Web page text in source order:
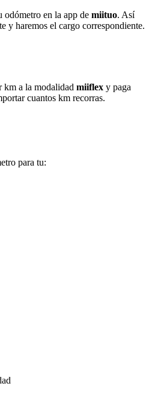
odómetro en la app de miituo. Así
y haremos el cargo correspondiente.
km a la modalidad miiflex y paga
cuantos km recorras.
para tu: